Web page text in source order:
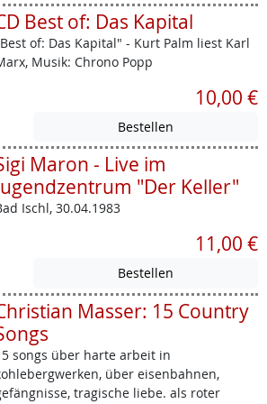
Best of: Das Kapital
of: Das Kapital" - Kurt Palm liest Karl
Musik: Chrono Popp
10,00 €
Maron - Live im
"Der Keller"
Ischl, 30.04.1983
11,00 €
Masser: 15 Country
songs über harte arbeit in
über eisenbahnen,
tragische liebe. als roter